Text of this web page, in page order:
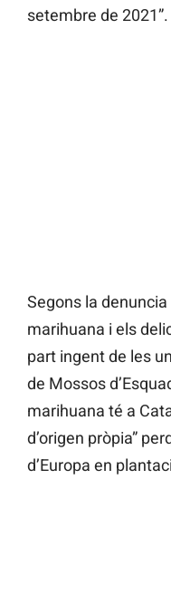
setembre de 2021”.
Segons la
marihuana i els
part ingent de les
de Mossos
marihuana té a
d’origen pròpia”
d’Europa en